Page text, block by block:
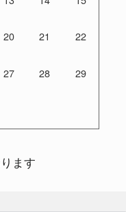
20 21 22
27 28 29
ます